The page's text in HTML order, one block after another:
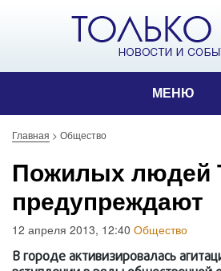
МЕНЮ
Главная > Общество
Пожилых людей
предупреждают
12 апреля 2013, 12:40 Общество
В городе активизировалась